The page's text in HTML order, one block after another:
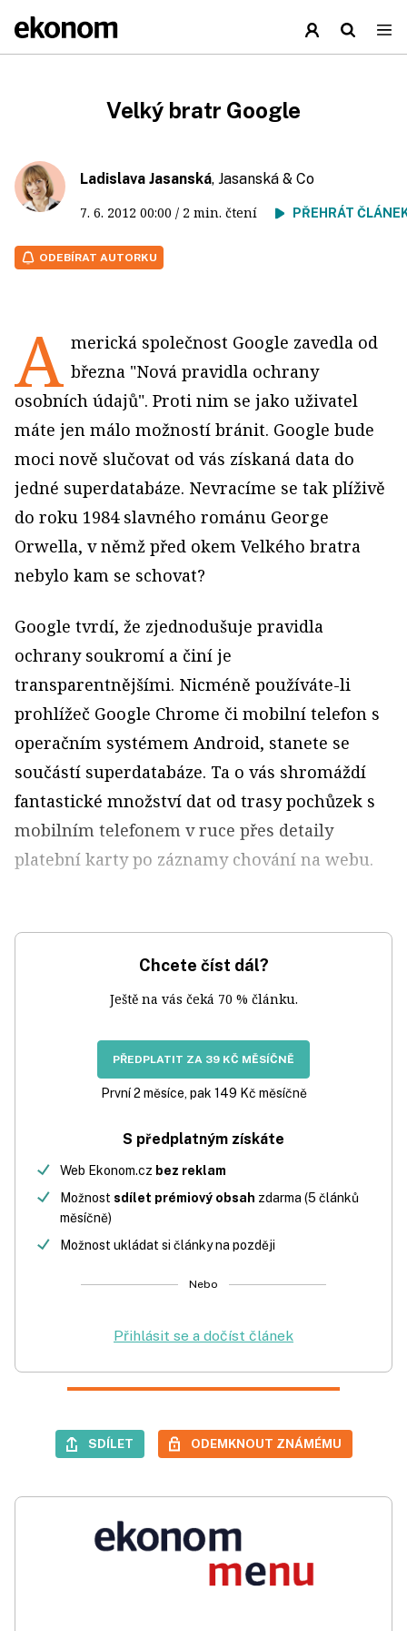
Velký bratr Google
Ladislava Jasanská, Jasanská & Co
7. 6. 2012 00:00 / 2 min. čtení PŘEHRÁT
ODEBÍRAT AUTORKU
A merická společnost Google zavedla od
března "Nová pravidla ochrany
osobních údajů". Proti nim se jako uživatel
máte jen málo možností bránit. Google bude
moci nově slučovat od vás získaná data do
jedné superdatabáze. Nevracíme se tak plíživě
do roku 1984 slavného románu George
Orwella, v němž před okem Velkého bratra
nebylo kam se schovat?
Google tvrdí, že zjednodušuje pravidla
ochrany soukromí a činí je
transparentnějšími. Nicméně používáte-li
prohlížeč Google Chrome či mobilní telefon s
operačním systémem Android, stanete se
součástí superdatabáze. Ta o vás shromáždí
fantastické množství dat od trasy pochůzek s
mobilním telefonem v ruce přes detaily
platební karty po záznamy chování na webu.
Chcete číst dál?
Ještě na vás čeká 70 % článku.
PŘEDPLATIT ZA 39 KČ MĚSÍČNĚ
První 2 měsíce, pak 149 Kč měsíčně
S předplatným získáte
Web Ekonom.cz bez reklam
Možnost sdílet prémiový obsah zdarma (5 článků
měsíčně)
Možnost ukládat si články na později
Nebo
Přihlásit se a dočíst článek
SDÍLET ODEMKNOUT ZNÁMÉMU